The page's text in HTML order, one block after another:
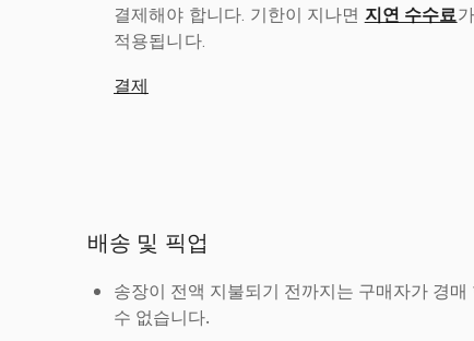
결제해야 합니다. 기한이 지나면 지연 수수료 가
적용됩니다.
결제
배송 및 픽업
송장이 전액 지불되기 전까지는 구매자가 경
수 없습니다.